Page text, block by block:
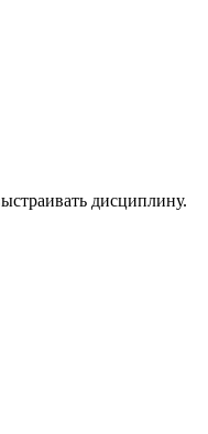
дисциплину.